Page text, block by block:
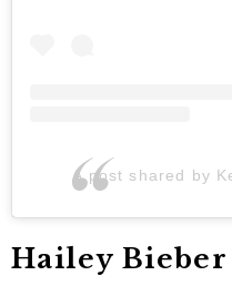
A post shared by
Hailey Bieber